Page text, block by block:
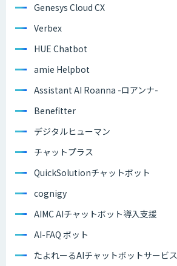
Genesys Cloud CX
Verbex
HUE Chatbot
amie Helpbot
Assistant AI Roanna -ロアンナ-
Benefitter
デジタルヒューマン
チャットプラス
QuickSolutionチャットボット
cognigy
AIMC AIチャットボット導入支援
AI-FAQ ボット
たよれーるAIチャットボットサービス